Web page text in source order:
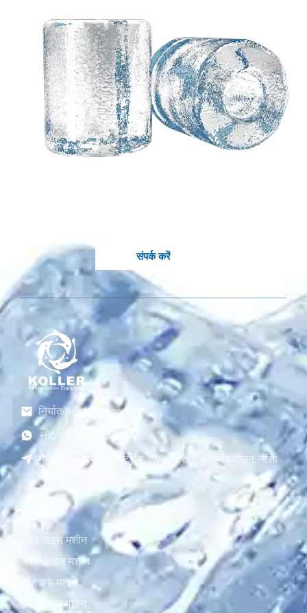
आपके विचारों के आधार पर एक
संपर्क करें
निर्यात@gzkoller.com
+86 181 2236 8318
नंबर 120 क्विनलॉन्ग स्ट्रीट, Liye Road, डोंगचोंग टाउन, नांशा
जिला, गुआंगज़ौ, चीन
ट्यूब आइस मशीन
फ्लेक आइस मशीन
प्लेट बर्फ मशीन
आइस क्यूब मशीन